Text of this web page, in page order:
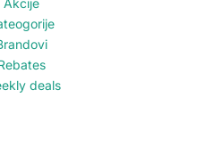
Akcije
deals